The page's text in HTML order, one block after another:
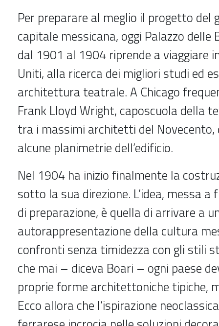
Per preparare al meglio il progetto del
capitale messicana, oggi Palazzo delle
dal 1901 al 1904 riprende a viaggiare
Uniti, alla ricerca dei migliori studi ed
architettura teatrale. A Chicago
Frank Lloyd Wright, caposcuola della
tra i massimi architetti del Novecento,
alcune planimetrie dell’edificio.
Nel 1904 ha inizio finalmente la
sotto la sua direzione. L’idea, messa a
di preparazione, è quella di arrivare a
autorappresentazione della cultura
confronti senza timidezza con gli stili
che mai – diceva Boari – ogni paese
proprie forme architettoniche tipiche,
Ecco allora che l’ispirazione